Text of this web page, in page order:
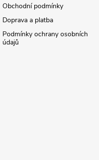
Obchodní podmínky
Doprava a platba
Podmínky ochrany osobních
údajů